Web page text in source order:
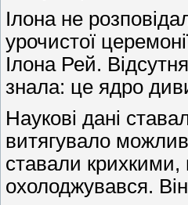
Ілона не
урочистої
Ілона Рей.
знала: це ядро
Наукові дані
витягувало
ставали крихкими,
охолоджувався.